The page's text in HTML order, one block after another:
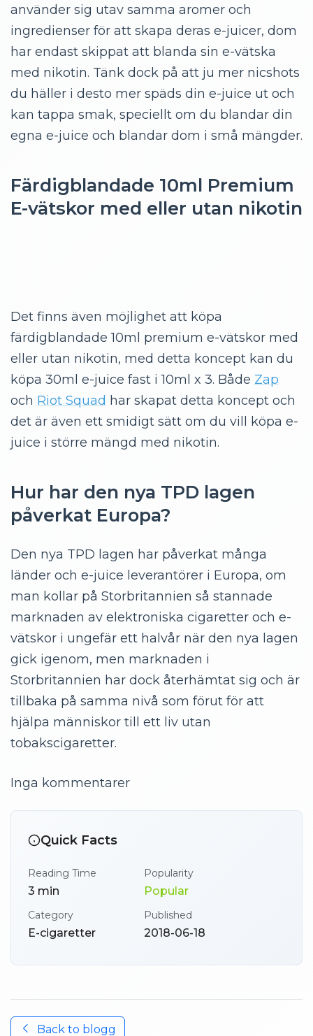
använder sig utav samma aromer och
ingredienser för att skapa deras e-juicer, dom
har endast skippat att blanda sin e-vätska
med nikotin. Tänk dock på att ju mer nicshots
du häller i desto mer späds din e-juice ut och
kan tappa smak, speciellt om du blandar din
egna e-juice och blandar dom i små mängder.
Färdigblandade 10ml Premium
E-vätskor med eller utan nikotin
Det finns även möjlighet att köpa
färdigblandade 10ml premium e-vätskor med
eller utan nikotin, med detta koncept kan du
köpa 30ml e-juice fast i 10ml x 3. Både Zap
och Riot Squad har skapat detta koncept och
det är även ett smidigt sätt om du vill köpa e-
juice i större mängd med nikotin.
Hur har den nya TPD lagen
påverkat Europa?
Den nya TPD lagen har påverkat många
länder och e-juice leverantörer i Europa, om
man kollar på Storbritannien så stannade
marknaden av elektroniska cigaretter och e-
vätskor i ungefär ett halvår när den nya lagen
gick igenom, men marknaden i
Storbritannien har dock återhämtat sig och är
tillbaka på samma nivå som förut för att
hjälpa människor till ett liv utan
tobakscigaretter.
Inga kommentarer
Quick Facts
Reading Time
3 min
Popularity
Popular
Category
E-cigaretter
Published
2018-06-18
Back to blogg